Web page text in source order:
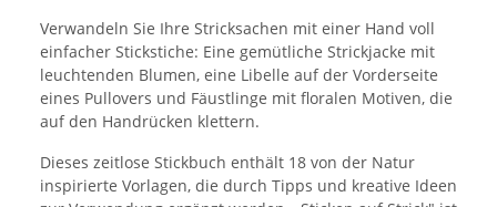
Verwandeln Sie Ihre Stricksachen mit einer Hand voll
einfacher Stickstiche: Eine gemütliche Strickjacke mit
leuchtenden Blumen, eine Libelle auf der Vorderseite
eines Pullovers und Fäustlinge mit floralen Motiven, die
auf den Handrücken klettern.
Dieses zeitlose Stickbuch enthält 18 von der Natur
inspirierte Vorlagen, die durch Tipps und kreative Ideen